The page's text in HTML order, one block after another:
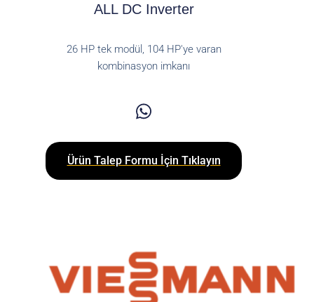
ALL DC Inverter
26 HP tek modül, 104 HP'ye varan
kombinasyon imkanı
Ürün Talep Formu İçin Tıklayın